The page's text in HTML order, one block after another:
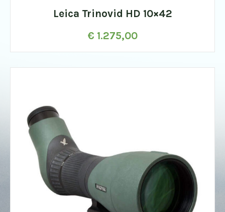
Leica Trinovid HD 10×42
€ 1.275,00